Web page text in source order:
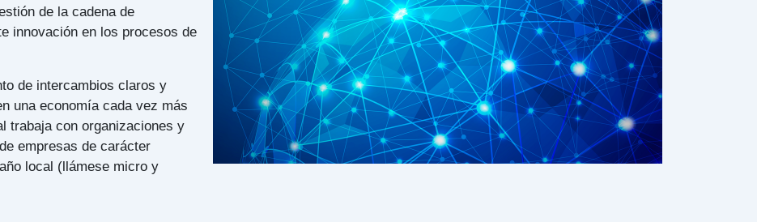
de la cadena de
innovación en los procesos de
de intercambios claros y
una economía cada vez más
trabaja con organizaciones y
empresas de carácter
local (llámese micro y